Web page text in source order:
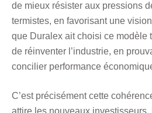
de mieux résister aux pressions
termistes, en favorisant une
que Duralex ait choisi ce modèle
de réinventer l’industrie, en
concilier performance
C’est précisément cette